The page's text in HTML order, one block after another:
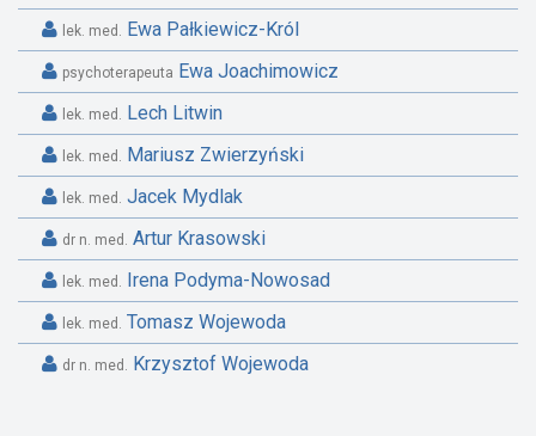
lek. med. Ewa Pałkiewicz-Król
psychoterapeuta Ewa Joachimowicz
lek. med. Lech Litwin
lek. med. Mariusz Zwierzyński
lek. med. Jacek Mydlak
dr n. med. Artur Krasowski
lek. med. Irena Podyma-Nowosad
lek. med. Tomasz Wojewoda
dr n. med. Krzysztof Wojewoda